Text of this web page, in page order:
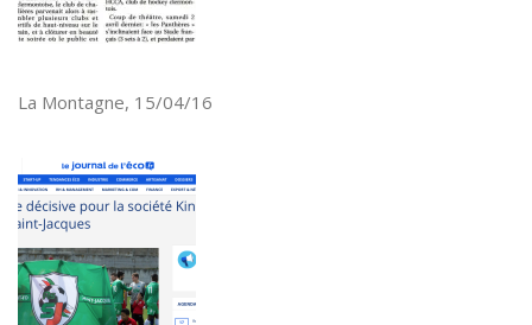
La Montagne, 15/04/16